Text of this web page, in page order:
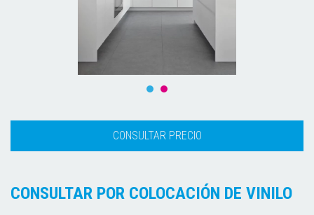
CONSULTAR POR COLOCACIÓN DE VINILO